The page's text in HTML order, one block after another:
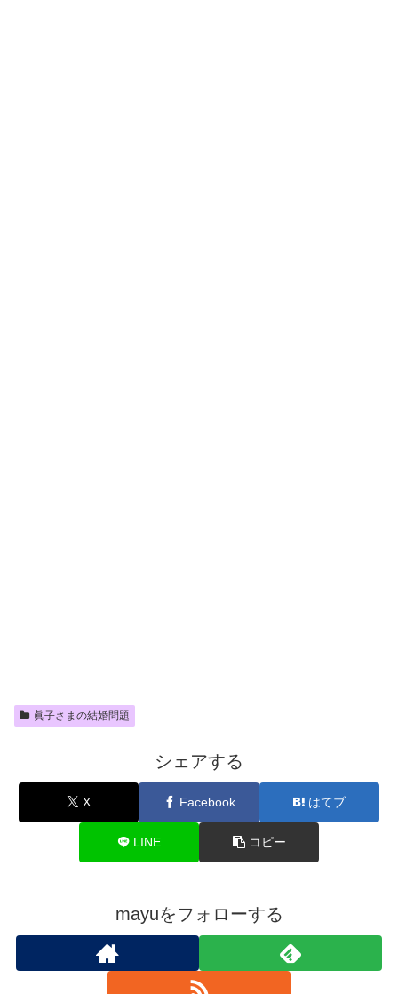
眞子さまの結婚問題
シェアする
X Facebook はてブ
LINE コピー
mayuをフォローする